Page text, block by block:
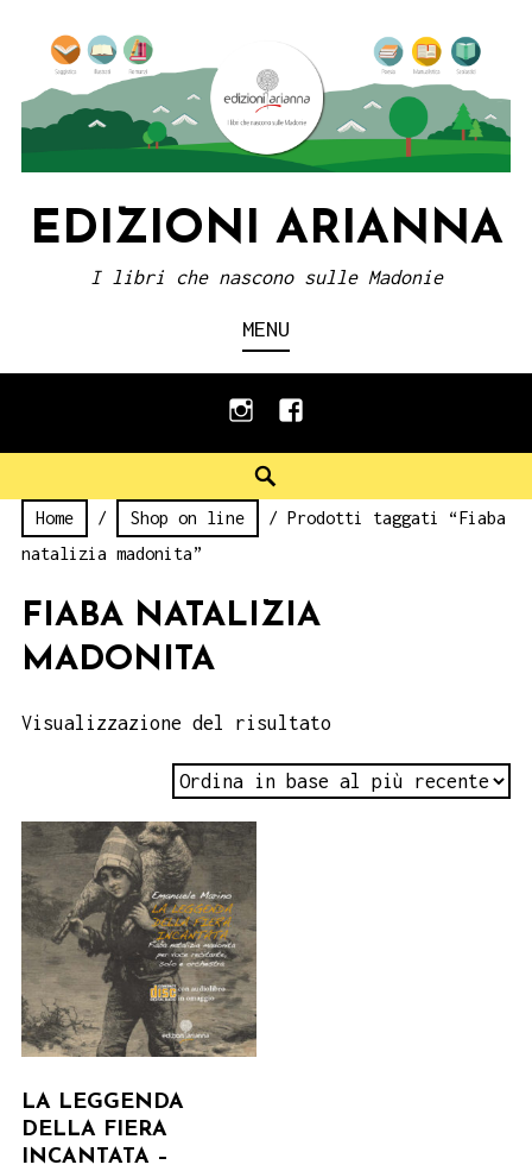
content
EDIZIONI ARIANNA
I libri che nascono sulle Madonie
MENU
instagramfacebook
Home / Shop on line
/ Prodotti taggati “Fiaba
natalizia madonita”
FIABA NATALIZIA
MADONITA
Visualizzazione del risultato
LA LEGGENDA
DELLA FIERA
INCANTATA –